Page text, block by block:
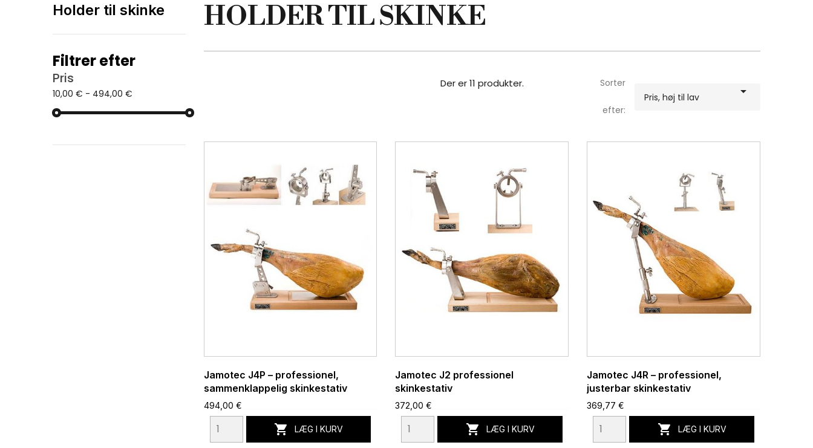
Holder til skinke
Filtrer efter
Pris
10,00 € - 494,00 €
HOLDER TIL SKINKE
Der er 11 produkter. Sorter
efter:
Pris, høj til lav 
Jamotec J4P – professionel,
sammenklappelig skinkestativ
494,00 €
 LÆG I KURV
Jamotec J2 professionel
skinkestativ
372,00 €
 LÆG I KURV
Jamotec J4R – professionel,
justerbar skinkestativ
369,77 €
 LÆG I KURV